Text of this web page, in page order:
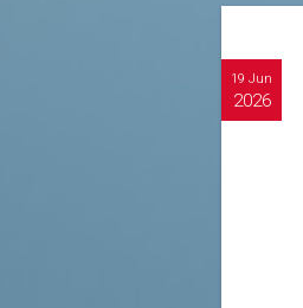
19 Jun
2026